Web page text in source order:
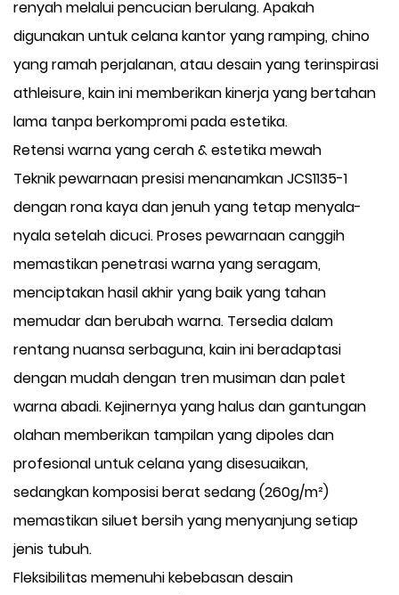
renyah melalui pencucian berulang. Apakah
digunakan untuk celana kantor yang ramping, chino
yang ramah perjalanan, atau desain yang terinspirasi
athleisure, kain ini memberikan kinerja yang bertahan
lama tanpa berkompromi pada estetika.
Retensi warna yang cerah & estetika mewah
Teknik pewarnaan presisi menanamkan JCS1135-1
dengan rona kaya dan jenuh yang tetap menyala-
nyala setelah dicuci. Proses pewarnaan canggih
memastikan penetrasi warna yang seragam,
menciptakan hasil akhir yang baik yang tahan
memudar dan berubah warna. Tersedia dalam
rentang nuansa serbaguna, kain ini beradaptasi
dengan mudah dengan tren musiman dan palet
warna abadi. Kejinernya yang halus dan gantungan
olahan memberikan tampilan yang dipoles dan
profesional untuk celana yang disesuaikan,
sedangkan komposisi berat sedang (260g/m²)
memastikan siluet bersih yang menyanjung setiap
jenis tubuh.
Fleksibilitas memenuhi kebebasan desain